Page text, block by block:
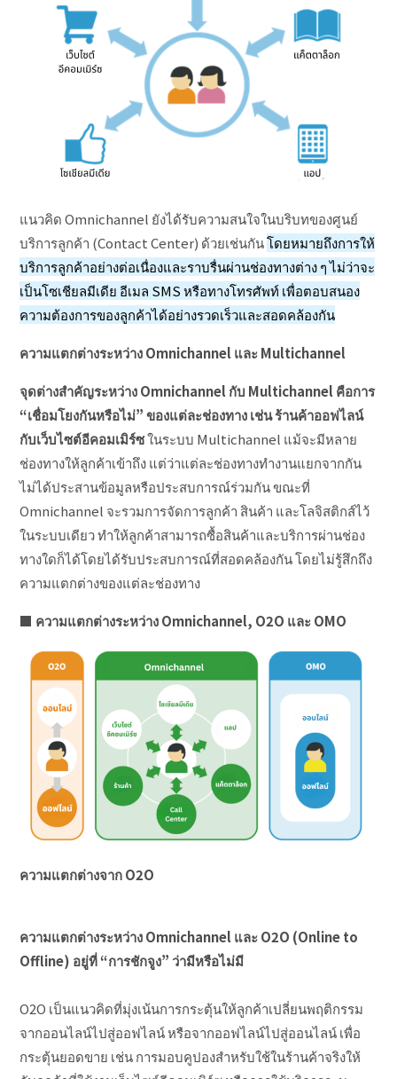
แนวคิด Omnichannel ยังได้รับความสนใจในบริบทของศูนย์
บริการลูกค้า (Contact Center) ด้วยเช่นกันโดยหมายถึงการให้
บริการลูกค้าอย่างต่อเนื่องและราบรื่นผ่านช่องทางต่าง ๆ ไม่ว่าจะ
เป็นโซเชียลมีเดีย อีเมล SMS หรือทางโทรศัพท์ เพื่อตอบสนอง
ความต้องการของลูกค้าได้อย่างรวดเร็วและสอดคล้องกัน
ความแตกต่างระหว่างOmnichannel และ Multichannel
จุดต่างสำคัญระหว่างOmnichannel กับ Multichannel คือการ
“เชื่อมโยงกันหรือไม่” ของแต่ละช่องทาง เช่น ร้านค้าออฟไลน์
กับเว็บไซต์อีคอมเมิร์ซในระบบ Multichannel แม้จะมีหลาย
ช่องทางให้ลูกค้าเข้าถึง แต่ว่าแต่ละช่องทางทำงานแยกจากกัน
ไม่ได้ประสานข้อมูลหรือประสบการณ์ร่วมกัน ขณะที่
Omnichannel จะรวมการจัดการลูกค้า สินค้า และโลจิสติกส์ไว้
ในระบบเดียว ทำให้ลูกค้าสามารถซื้อสินค้าและบริการผ่านช่อง
ทางใดก็ได้โดยได้รับประสบการณ์ที่สอดคล้องกัน โดยไม่รู้สึกถึง
ความแตกต่างของแต่ละช่องทาง
■ ความแตกต่างระหว่างOmnichannel, O2O และ OMO
ความแตกต่างจากO2O
ความแตกต่างระหว่างOmnichannel และ O2O (Online to
Offline) อยู่ที่ “การชักจูง” ว่ามีหรือไม่มี
O2O เป็นแนวคิดที่มุ่งเน้นการกระตุ้นให้ลูกค้าเปลี่ยนพฤติกรรม
จากออนไลน์ไปสู่ออฟไลน์ หรือจากออฟไลน์ไปสู่ออนไลน์ เพื่อ
กระตุ้นยอดขาย เช่น การมอบคูปองสำหรับใช้ในร้านค้าจริงให้